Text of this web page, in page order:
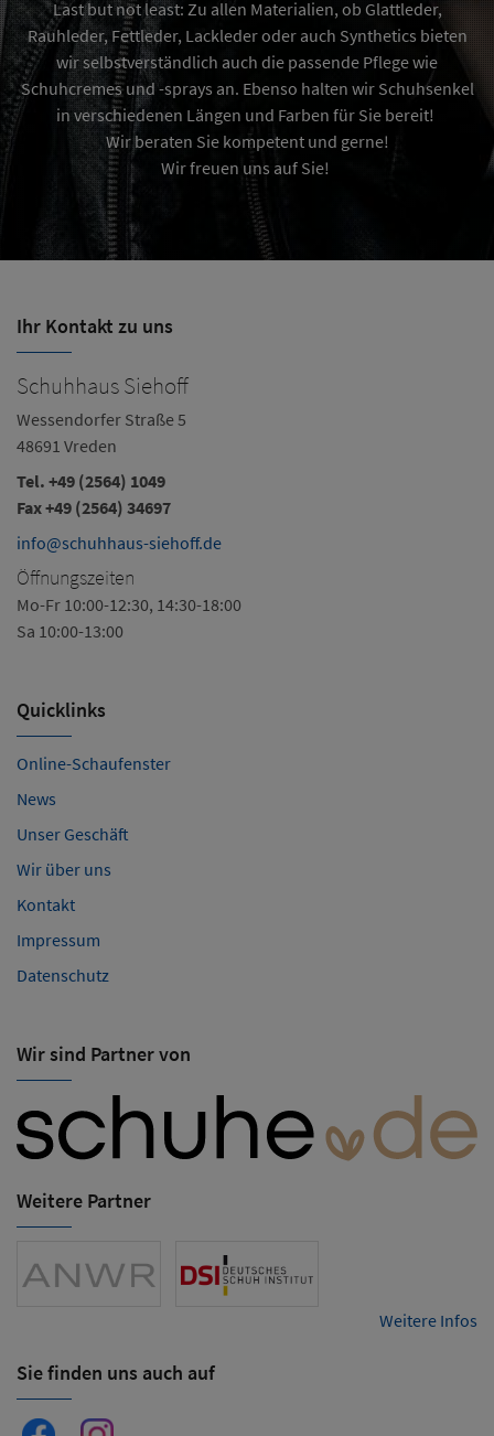
Last but not least: Zu allen Materialien, ob Glattleder,
Rauhleder, Fettleder, Lackleder oder auch Synthetics bieten
wir selbstverständlich auch die passende Pflege wie
Schuhcremes und -sprays an. Ebenso halten wir Schuhsenkel
in verschiedenen Längen und Farben für Sie bereit!
Wir beraten Sie kompetent und gerne!
Wir freuen uns auf Sie!
Ihr Kontakt zu uns
Schuhhaus Siehoff
Wessendorfer Straße 5
48691 Vreden
Tel. +49 (2564) 1049
Fax +49 (2564) 34697
info@schuhhaus-siehoff.de
Öffnungszeiten
Mo-Fr 10:00-12:30, 14:30-18:00
Sa 10:00-13:00
Quicklinks
Online-Schaufenster
News
Unser Geschäft
Wir über uns
Kontakt
Impressum
Datenschutz
Wir sind Partner von
Weitere Partner
Weitere Infos
Sie finden uns auch auf